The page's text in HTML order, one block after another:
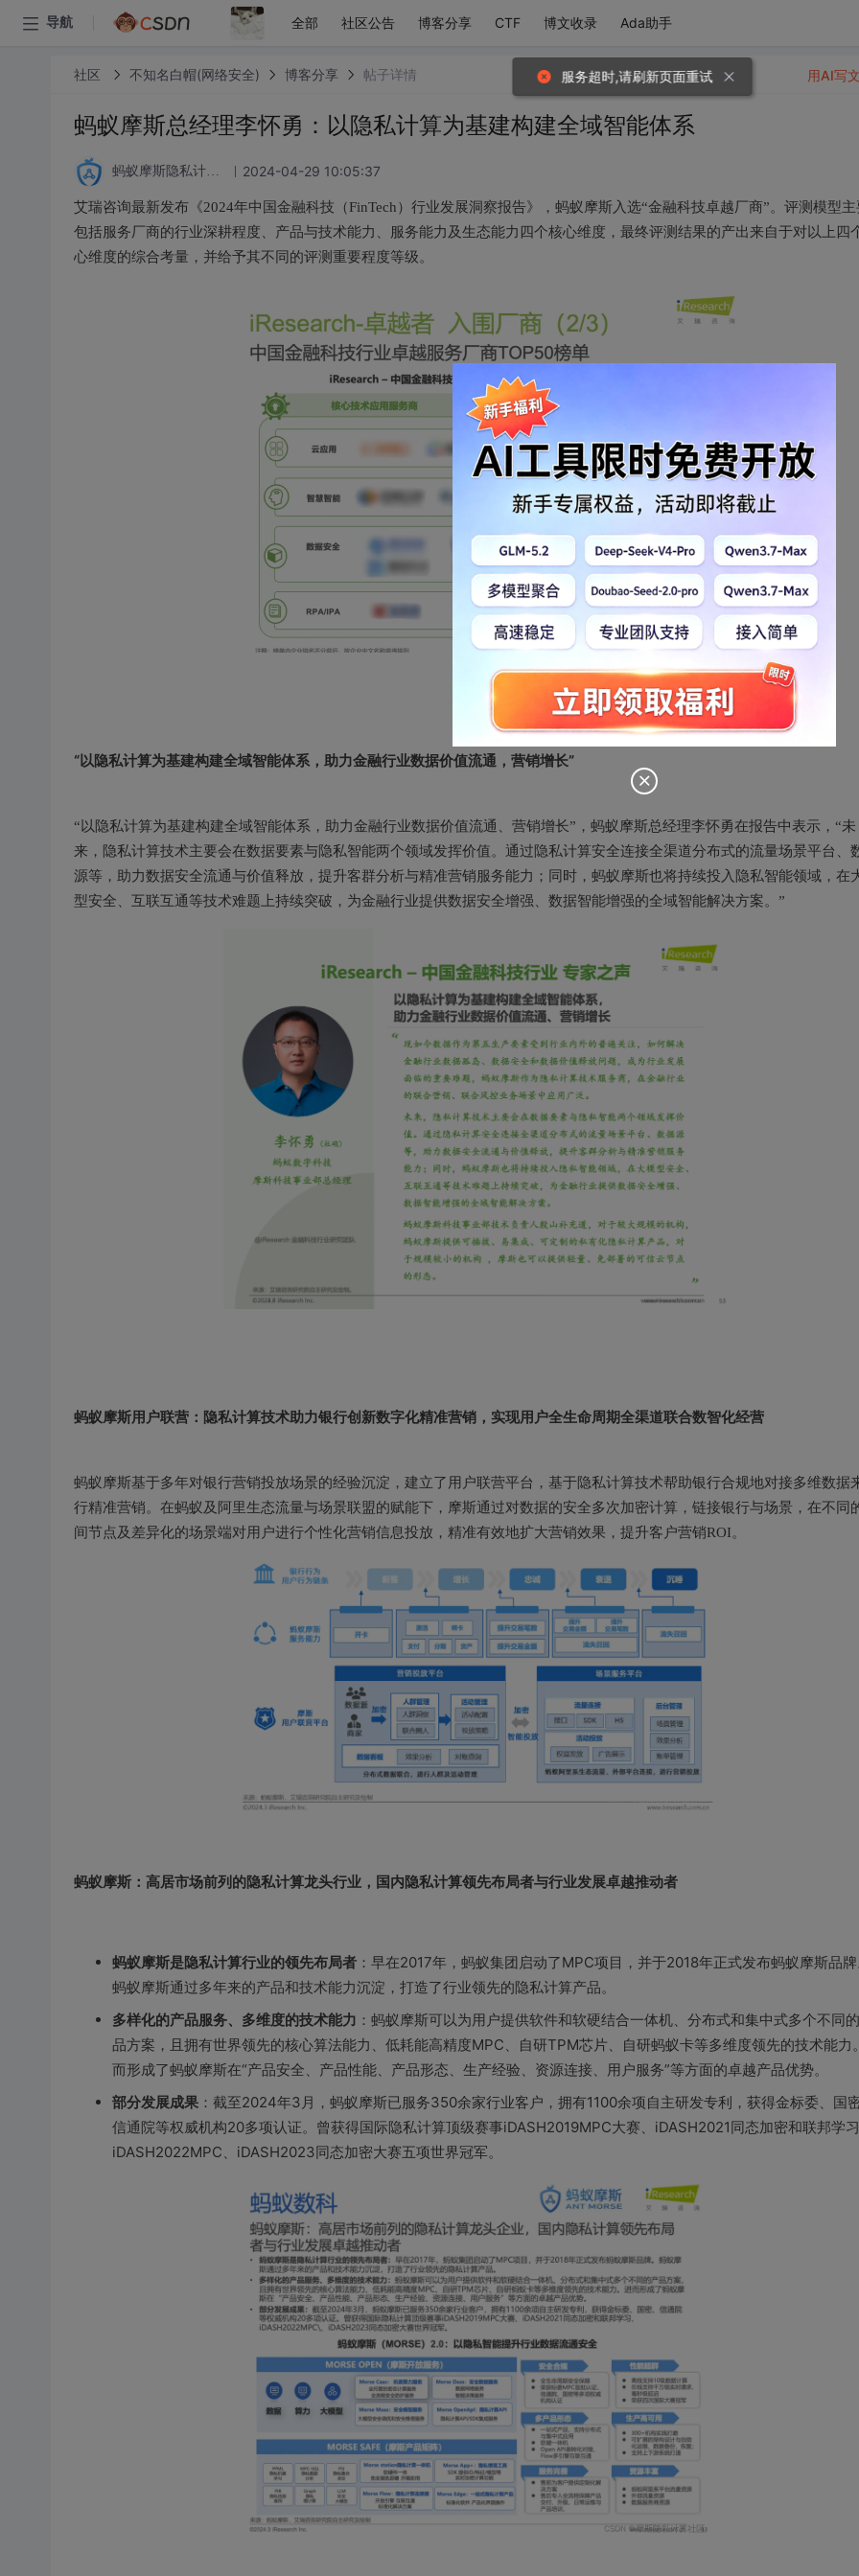
导航 全部 社区公告 博客分享 CTF 博文收录 Ada助手
社区 不知名白帽(网络安全) 博客分享 帖子详情
蚂蚁摩斯总经理李怀勇：以隐私计算为基建构建全域智能体系
蚂蚁摩斯隐私计算论坛 2024-04-29 10:05:37
艾瑞咨询最新发布《2024年中国金融科技（FinTech）行业发展洞察报告》，蚂蚁摩斯入选“金融科技卓越厂商”。评测模型主
包括服务厂商的行业深耕程度、产品与技术能力、服务能力及生态能力四个核心维度，最终评测结果的产出来自于对以上四
心维度的综合考量，并给予其不同的评测重要程度等级。
“以隐私计算为基建构建全域智能体系，助力金融行业数据价值流通，营销增长”
“以隐私计算为基建构建全域智能体系，助力金融行业数据价值流通、营销增长”，蚂蚁摩斯总经理李怀勇在报告中表示，“未
来，隐私计算技术主要会在数据要素与隐私智能两个领域发挥价值。通过隐私计算安全连接全渠道分布式的流量场景平台、
源等，助力数据安全流通与价值释放，提升客群分析与精准营销服务能力；同时，蚂蚁摩斯也将持续投入隐私智能领域，在
型安全、互联互通等技术难题上持续突破，为金融行业提供数据安全增强、数据智能增强的全域智能解决方案。”
蚂蚁摩斯用户联营：隐私计算技术助力银行创新数字化精准营销，实现用户全生命周期全渠道联合数智化经营
蚂蚁摩斯基于多年对银行营销投放场景的经验沉淀，建立了用户联营平台，基于隐私计算技术帮助银行合规地对接多维数据
行精准营销。在蚂蚁及阿里生态流量与场景联盟的赋能下，摩斯通过对数据的安全多次加密计算，链接银行与场景，在不同
间节点及差异化的场景端对用户进行个性化营销信息投放，精准有效地扩大营销效果，提升客户营销ROI。
蚂蚁摩斯：高居市场前列的隐私计算龙头行业，国内隐私计算领先布局者与行业发展卓越推动者
蚂蚁摩斯是隐私计算行业的领先布局者：早在2017年，蚂蚁集团启动了MPC项目，并于2018年正式发布蚂蚁摩斯品牌
蚂蚁摩斯通过多年来的产品和技术能力沉淀，打造了行业领先的隐私计算产品。
多样化的产品服务、多维度的技术能力 ：蚂蚁摩斯可以为用户提供软件和软硬结合一体机、分布式和集中式多个不同
品方案，且拥有世界领先的核心算法能力、低耗能高精度MPC、自研TPM芯片、自研蚂蚁卡等多维度领先的技术能力
而形成了蚂蚁摩斯在“产品安全、产品性能、产品形态、生产经验、资源连接、用户服务”等方面的卓越产品优势。
部分发展成果：截至2024年3月，蚂蚁摩斯已服务350余家行业客户，拥有1100余项自主研发专利，获得金标委、国密
信通院等权威机构20多项认证。曾获得国际隐私计算顶级赛事iDASH2019MPC大赛、iDASH2021同态加密和联邦学习
iDASH2022MPC、iDASH2023同态加密大赛五项世界冠军。
用AI写
服务超时,请刷新页面重试